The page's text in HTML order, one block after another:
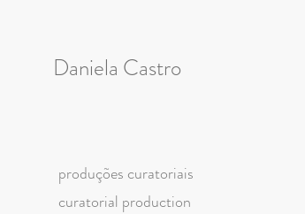
produções curatoriais
curatorial production
Daniela Castro